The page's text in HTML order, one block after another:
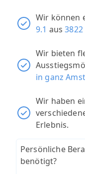
Wir können
9.1 aus
Wir bieten
in ganz
Wir haben
Erlebnis.
Persönliche
benötigt?